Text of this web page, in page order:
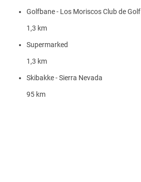
Golfbane - Los Moriscos Club de Golf
1,3 km
Supermarked
1,3 km
Skibakke - Sierra Nevada
95 km